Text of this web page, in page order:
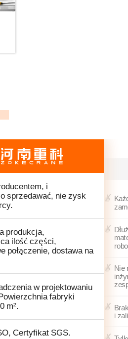
i
sprzedawać, nie zysk
produkcja,
ilość części,
połączenie, dostawa na
w projektowaniu
fabryki
m².
Certyfikat SGS.
Nie
i